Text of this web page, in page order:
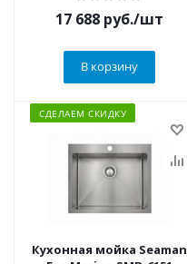
17 688 руб./шт
В корзину
СДЕЛАЕМ СКИДКУ
Кухонная мойка Seaman